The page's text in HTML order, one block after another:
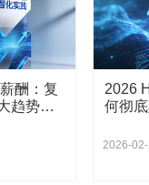
酬：复
趋势与
2026
何彻
2026-